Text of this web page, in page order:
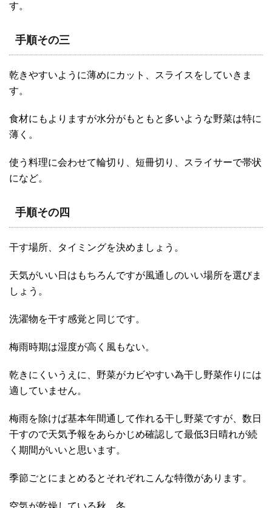
す。
手順その三
乾きやすいように薄めにカット、スライスをしていきま
す。
食材にもよりますが水分がもともと多いような野菜は特に
薄く。
使う料理に会わせて輪切り、短冊切り、スライサーで帯状
になど。
手順その四
干す場所、タイミングを決めましょう。
天気がいい日はもちろんですが風通しのいい場所を選びま
しょう。
洗濯物を干す感覚と同じです。
梅雨時期は湿度が高く風もない。
乾きにくいうえに、野菜がカビやすい為干し野菜作りには
適していません。
梅雨を除けば基本年間通して作れる干し野菜ですが、数日
干すので天気予報をあらかじめ確認して最低3日晴れが続
く期間がいいと思います。
季節ごとにまとめるとそれぞれこんな特徴があります。